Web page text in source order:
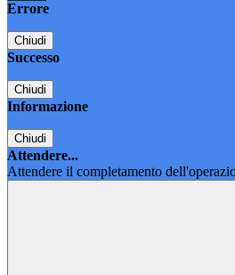
Errore
Chiudi
Successo
Chiudi
Informazione
Chiudi
Attendere...
Attendere il completamento